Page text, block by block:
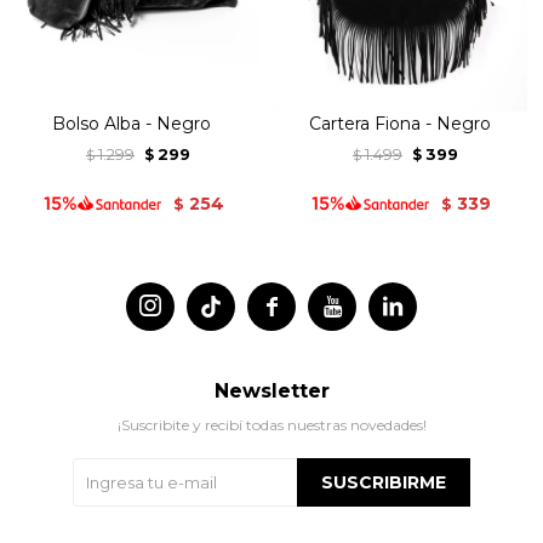
Bolso Alba - Negro
$ 1.299 $ 299
$ 254
Cartera Fiona - Negro
$ 1.499 $ 399
$ 339
 
 
Newsletter
¡Suscribite y recibí todas nuestras novedades!
SUSCRIBIRME